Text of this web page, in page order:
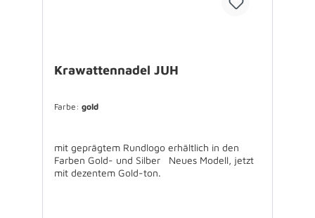
Krawattennadel JUH
Farbe: gold
mit geprägtem Rundlogo erhältlich in den
Farben Gold- und Silber Neues Modell, jetzt
mit dezentem Gold-ton.